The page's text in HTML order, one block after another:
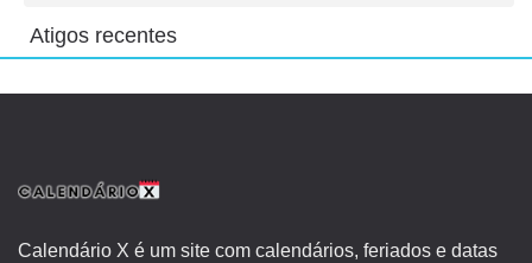
Atigos recentes
Calendário X é um site com calendários, feriados e datas